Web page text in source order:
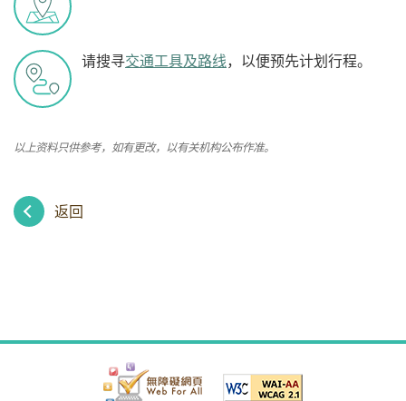
请搜寻交通工具及路线，以便预先计划行程。
以上资料只供参考，如有更改，以有关机构公布作准。
返回